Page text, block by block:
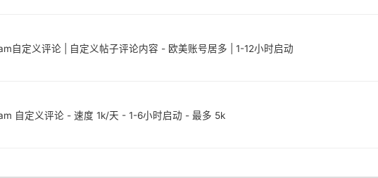
自定义评论 | 自定义帖子评论内容 - 欧美账号居多 | 1-12小时启动
自定义评论 - 速度 1k/天 - 1-6小时启动 - 最多 5k